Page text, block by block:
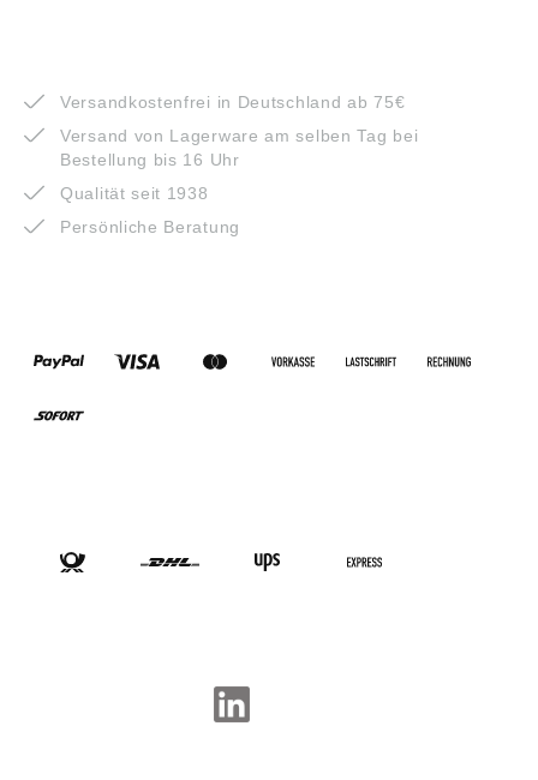
Versandkostenfrei in Deutschland ab 75€
Versand von Lagerware am selben Tag bei
Bestellung bis 16 Uhr
Qualität seit 1938
Persönliche Beratung